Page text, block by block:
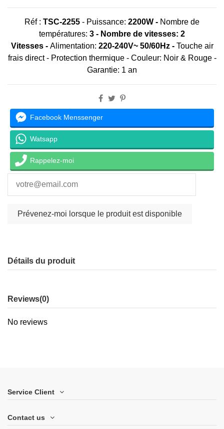
Réf : TSC-2255 - Puissance: 2200W - Nombre de
températures: 3 - Nombre de vitesses: 2
Vitesses- Alimentation: 220-240V~ 50/60Hz - Touche air
frais direct - Protection thermique - Couleur: Noir & Rouge -
Garantie: 1 an
Facebook Menssenger
Watsapp
Rappelez-moi
Détails du produit
Reviews(0)
No reviews
Service Client
Contact us